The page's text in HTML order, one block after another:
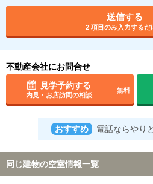
送信する
2 項目のみ入力するだ
不動産会社にお問合せ
見学予約する
内見・お店訪問の相談
無料
おすすめ 電話ならやり
同じ建物の空室情報一覧